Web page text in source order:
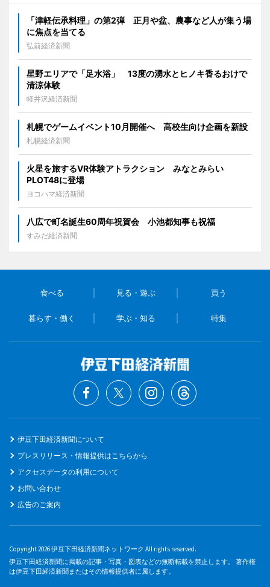
「津軽伝承料理」の第2弾 正月や盆、農事など人が集う場
に焦点を当てる
弘前経済新聞
星野エリアで「足水浴」 13度の湧水とヒノキ香るおけで
清涼体験
軽井沢経済新聞
札幌でゲームイベント10月開催へ 高校生向け企画を新設
札幌経済新聞
火星を旅するVR体験アトラクション みなとみらい
PLOT48に登場
ヨコハマ経済新聞
八広で町名誕生60周年祝賀会 小池都知事も祝福
すみだ経済新聞
食べる 見る・遊ぶ 買う
暮らす・働く 学ぶ・知る 特集
伊豆下田経済新聞について
プレスリリース・情報提供はこちらから
アクセスデータの利用について
お問い合わせ
広告のご案内
Copyright 2026 伊豆下田経済新聞ネットワーク All rights reserved.
伊豆下田経済新聞に掲載の記事・写真・図表などの無断転載を禁止します。 著作権
は伊豆下田経済新聞またはその情報提供者に属します。